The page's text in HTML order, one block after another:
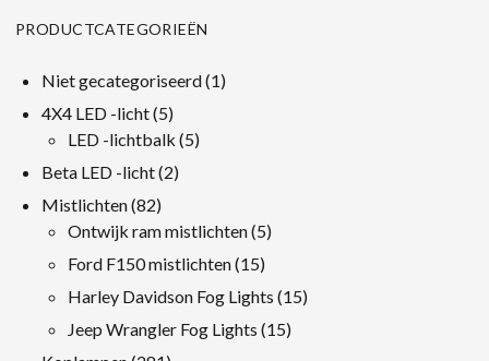
PRODUCTCATEGORIEËN
Niet gecategoriseerd 11
4X4 LED -licht 55
producten
LED -lichtbalk 55
Beta LED -licht 22
Mistlichten 8282
producten
Ontwijk ram mistlichten 55
Ford F150 mistlichten 1515
producten
Harley Davidson Fog Lights 1515
Jeep Wrangler Fog Lights 1515